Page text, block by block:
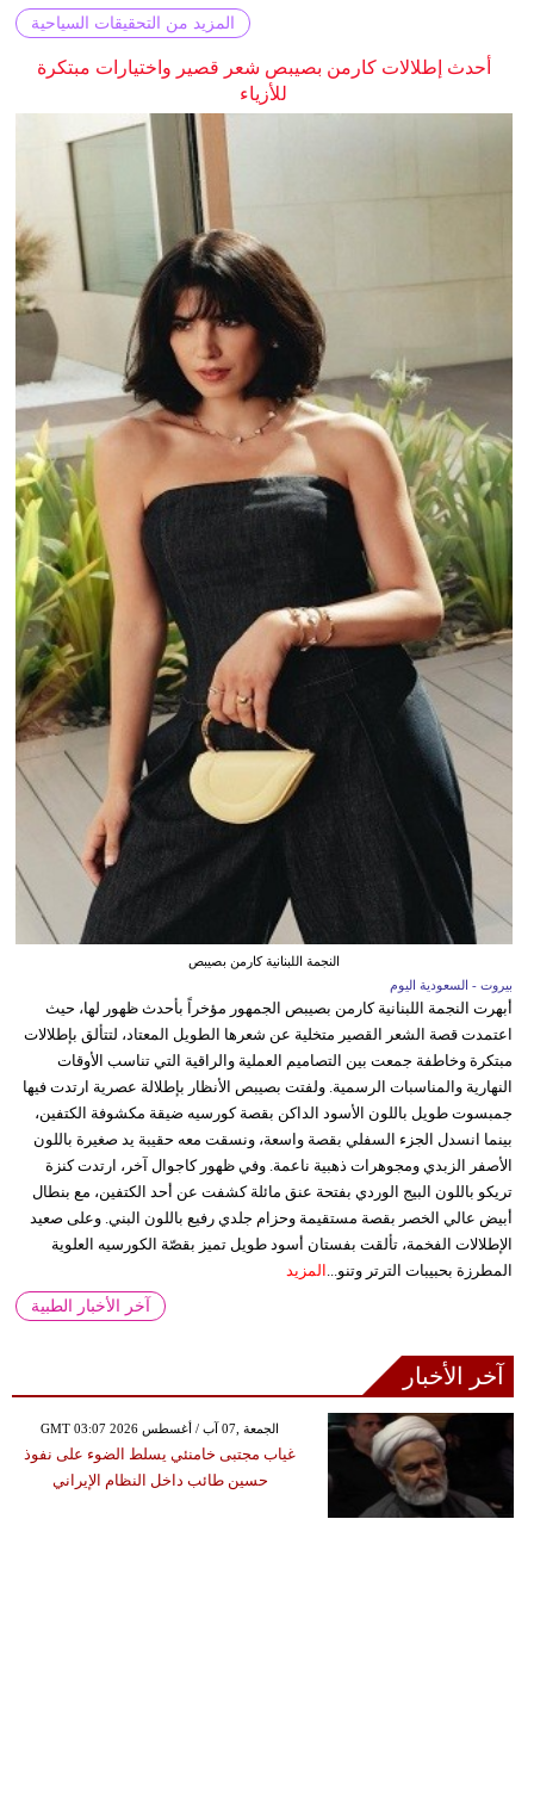
المزيد من التحقيقات السياحية
أحدث إطلالات كارمن بصيبص شعر قصير واختيارات مبتكرة
للأزياء
النجمة اللبنانية كارمن بصيبص
بيروت - السعودية اليوم
أبهرت النجمة اللبنانية كارمن بصيبص الجمهور مؤخراً بأحدث ظهور لها، حيث
اعتمدت قصة الشعر القصير متخلية عن شعرها الطويل المعتاد، لتتألق بإطلالات
مبتكرة وخاطفة جمعت بين التصاميم العملية والراقية التي تناسب الأوقات
النهارية والمناسبات الرسمية. ولفتت بصيبص الأنظار بإطلالة عصرية ارتدت فيها
جمبسوت طويل باللون الأسود الداكن بقصة كورسيه ضيقة مكشوفة الكتفين،
بينما انسدل الجزء السفلي بقصة واسعة، ونسقت معه حقيبة يد صغيرة باللون
الأصفر الزبدي ومجوهرات ذهبية ناعمة. وفي ظهور كاجوال آخر، ارتدت كنزة
تريكو باللون البيج الوردي بفتحة عنق مائلة كشفت عن أحد الكتفين، مع بنطال
أبيض عالي الخصر بقصة مستقيمة وحزام جلدي رفيع باللون البني. وعلى صعيد
الإطلالات الفخمة، تألقت بفستان أسود طويل تميز بقصّة الكورسيه العلوية
المطرزة بحبيبات الترتر وتنو...
المزيد
آخر الأخبار الطبية
آخر الأخبار
GMT 03:07 2026 الجمعة ,07 آب / أغسطس
غياب مجتبى خامنئي يسلط الضوء على نفوذ
حسين طائب داخل النظام الإيراني